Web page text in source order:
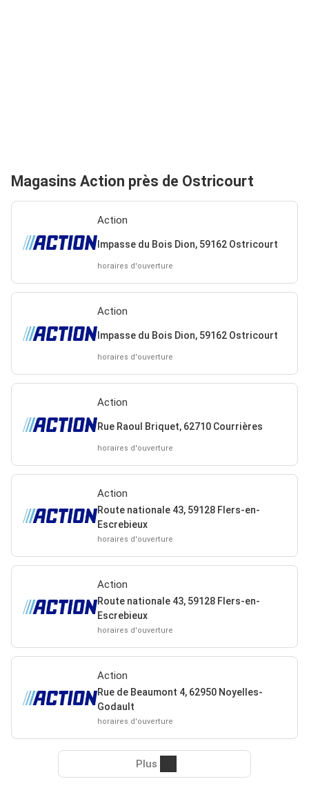
Magasins Action près de Ostricourt
Action
Impasse du Bois Dion, 59162 Ostricourt
horaires d'ouverture
Action
Impasse du Bois Dion, 59162 Ostricourt
horaires d'ouverture
Action
Rue Raoul Briquet, 62710 Courrières
horaires d'ouverture
Action
Route nationale 43, 59128 Flers-en-
Escrebieux
horaires d'ouverture
Action
Route nationale 43, 59128 Flers-en-
Escrebieux
horaires d'ouverture
Action
Rue de Beaumont 4, 62950 Noyelles-
Godault
horaires d'ouverture
Plus